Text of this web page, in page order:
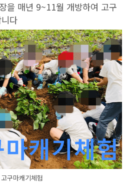
을 매년 9~11월 개방하여 고구
다
고구마캐기체험